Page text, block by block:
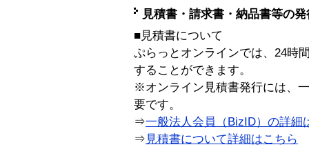
見積書・請求書・納品書等の
■見積書について
ぷらっとオンラインでは、24時
することができます。
※オンライン見積書発行には、
要です。
⇒一般法人会員（BizID）の詳細
⇒ 見積書について詳細はこちら